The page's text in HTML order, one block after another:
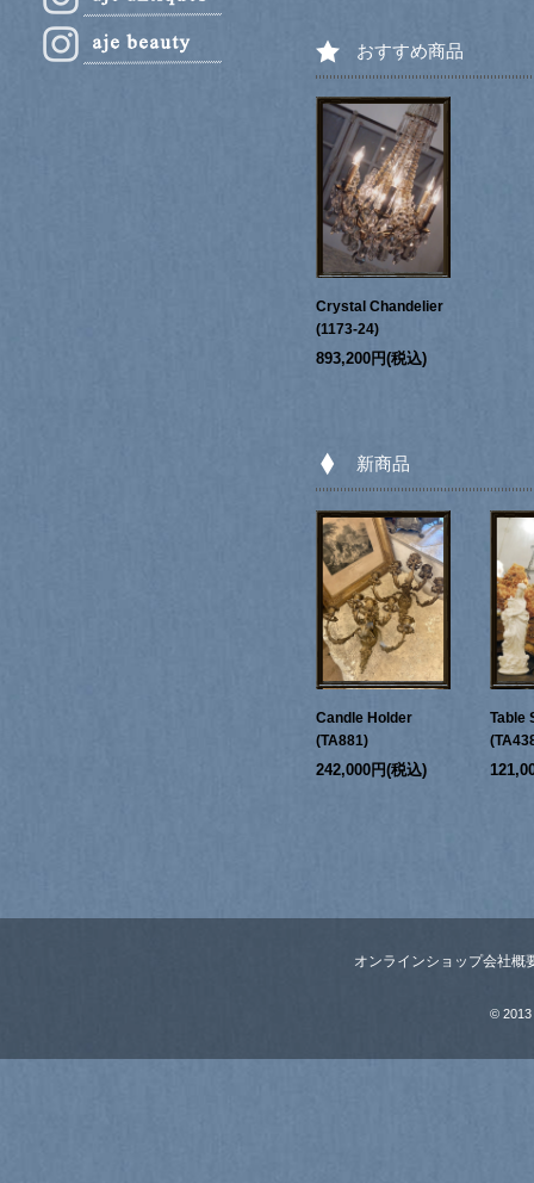
おすすめ商品
Crystal Chandelier
(1173-24)
893,200円(税込)
新商品
Candle Holder
(TA881)
242,000円(税込)
Table
オンラインショップ会社概
© 2013